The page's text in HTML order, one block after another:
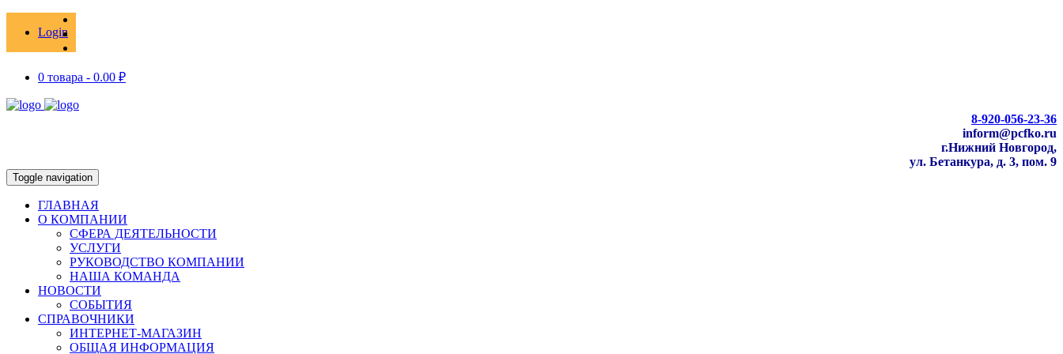
Login
0 товара - 0.00 ₽
8-920-056-23-36
inform@pcfko.ru
г.Нижний Новгород,
ул. Бетанкура, д. 3, пом. 9
Toggle navigation
ГЛАВНАЯ
О КОМПАНИИ
СФЕРА ДЕЯТЕЛЬНОСТИ
УСЛУГИ
РУКОВОДСТВО КОМПАНИИ
НАША КОМАНДА
НОВОСТИ
СОБЫТИЯ
СПРАВОЧНИКИ
ИНТЕРНЕТ-МАГАЗИН
ОБЩАЯ ИНФОРМАЦИЯ